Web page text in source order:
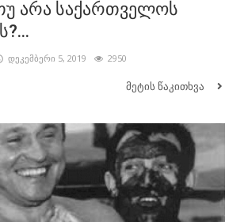
არა საქართველოს
დეკემბერი 5, 2019 2950
მეტის წაკითხვა